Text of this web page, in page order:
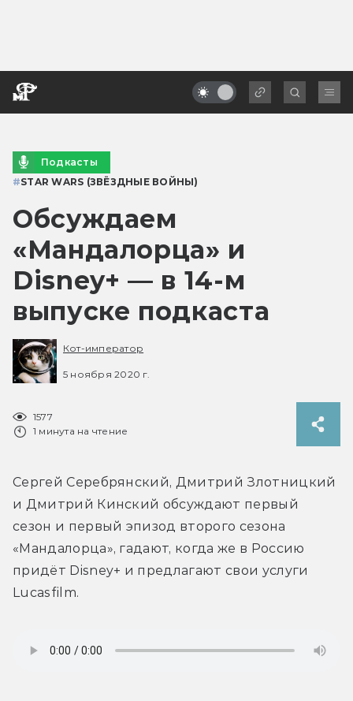
Подкасты
#STAR WARS (ЗВЁЗДНЫЕ ВОЙНЫ)
Обсуждаем
«Мандалорца» и
Disney+ — в 14-м
выпуске подкаста
Кот-император
5 ноября 2020 г.
1577
1 минута на чтение
Сергей Серебрянский, Дмитрий Злотницкий
и Дмитрий Кинский обсуждают первый
сезон и первый эпизод второго сезона
«Мандалорца», гадают, когда же в Россию
придёт Disney+ и предлагают свои услуги
Lucasfilm.